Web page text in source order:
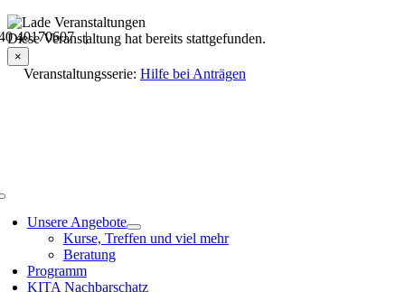
Skip
to
content
40170607 |
Unsere Angebote
Kurse, Treffen und viel mehr
Beratung
Programm
KITA Nachbarschatz
Veranstaltungsdetails
Diese Veranstaltung hat bereits stattgefunden.
×
Veranstaltungsserie: Hilfe bei Anträgen